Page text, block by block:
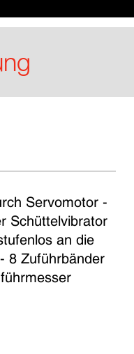
Servomotor -
Schüttelvibrator
an die
8 Zuführbänder